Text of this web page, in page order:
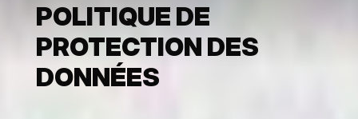
POLITIQUE DE
PROTECTION DES
DONNÉES